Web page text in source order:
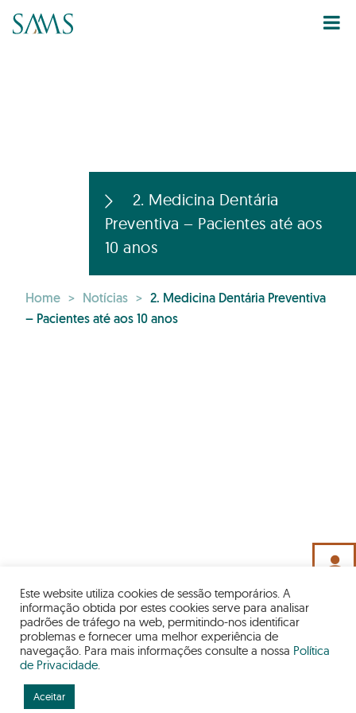
person
2. Medicina Dentária
Preventiva – Pacientes até aos
10 anos
Home > Notícias >
2. Medicina Dentária Preventiva
– Pacientes até aos 10 anos
INFO
Este website utiliza cookies de sessão temporários. A
informação obtida por estes cookies serve para analisar
padrões de tráfego na web, permitindo-nos identificar
problemas e fornecer uma melhor experiência de
navegação. Para mais informações consulte a nossa Política
de Privacidade.
Aceitar